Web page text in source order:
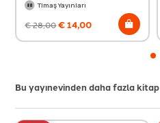
Timaş Yayınları
€28,00€14,00
Bu yayınevinden daha fazla kitap